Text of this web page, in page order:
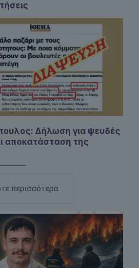
Δήλωση για ψευδές
αποκατάσταση της
περισσότερα